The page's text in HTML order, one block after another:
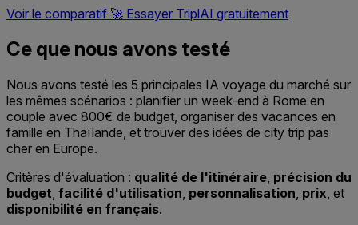
Voir le comparatif 🚀 Essayer TriplAI gratuitement
Ce que nous avons testé
Nous avons testé les 5 principales IA voyage du marché sur
les mêmes scénarios : planifier un week-end à Rome en
couple avec 800€ de budget, organiser des vacances en
famille en Thaïlande, et trouver des idées de city trip pas
cher en Europe.
Critères d'évaluation : qualité de l'itinéraire précision du
budget facilité d'utilisation personnalisation prix , et
disponibilité en français.